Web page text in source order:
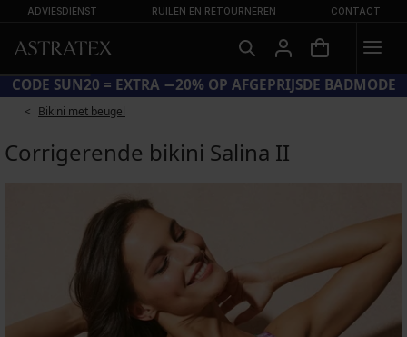
ADVIESDIENST RUILEN EN RETOURNEREN CONTACT
CODE SUN20 = EXTRA −20% OP AFGEPRIJSDE BADMODE
Bikini met beugel
Corrigerende bikini Salina II